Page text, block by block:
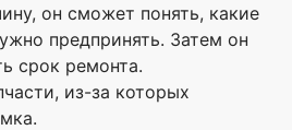
он сможет понять, какие
предпринять. Затем он
срок ремонта.
из-за которых